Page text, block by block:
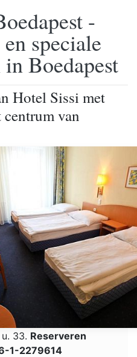
-
speciale
Boedapest
Hotel Sissi met
van
33. Reserveren
1-2279614